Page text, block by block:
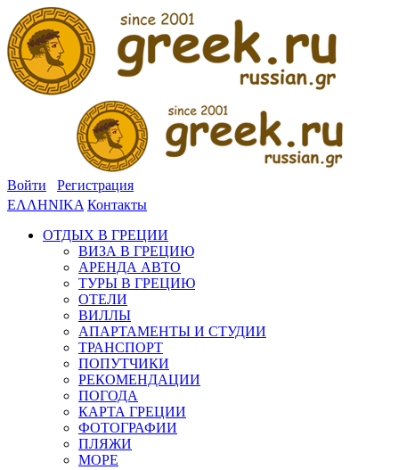
Войти
Регистрация
ΕΛΛΗΝΙΚΑ Контакты
ОТДЫХ В ГРЕЦИИ
ВИЗА В ГРЕЦИЮ
АРЕНДА АВТО
ТУРЫ В ГРЕЦИЮ
ОТЕЛИ
ВИЛЛЫ
АПАРТАМЕНТЫ И СТУДИИ
ТРАНСПОРТ
ПОПУТЧИКИ
РЕКОМЕНДАЦИИ
ПОГОДА
КАРТА ГРЕЦИИ
ФОТОГРАФИИ
ПЛЯЖИ
МОРЕ